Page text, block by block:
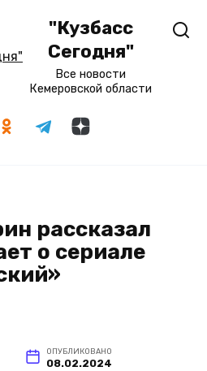
"Кузбасс
Сегодня"
Все новости
Кемеровской области
рассказал
о сериале
ОПУБЛИКОВАНО
08.02.2024